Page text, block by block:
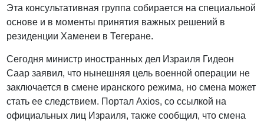
Эта консультативная группа собирается на специальной
основе и в моменты принятия важных решений в
резиденции Хаменеи в Тегеране.
Сегодня министр иностранных дел Израиля Гидеон
Саар заявил, что нынешняя цель военной операции не
заключается в смене иранского режима, но смена может
стать ее следствием. Портал Axios, со ссылкой на
официальных лиц Израиля, также сообщил, что смена